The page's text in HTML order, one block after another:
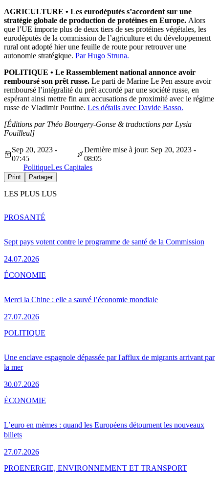
AGRICULTURE • Les eurodéputés s’accordent sur une
stratégie globale de production de protéines en Europe. Alors
que l’UE importe plus de deux tiers de ses protéines végétales, les
eurodéputés de la commission de l’agriculture et du développement
rural ont adopté hier une feuille de route pour retrouver une
autonomie stratégique. Par Hugo Struna.
POLITIQUE • Le Rassemblement national annonce avoir
remboursé son prêt russe. Le parti de Marine Le Pen assure avoir
remboursé l’intégralité du prêt accordé par une société russe, en
espérant ainsi mettre fin aux accusations de proximité avec le régime
russe de Vladimir Poutine. Les détails avec Davide Basso.
[Éditions par Théo Bourgery-Gonse & traductions par Lysia
Fouilleul]
Sep 20, 2023 -
07:45
Dernière mise à jour: Sep 20, 2023 -
08:05
PolitiqueLes Capitales
Print Partager
LES PLUS LUS
Sept pays votent contre le programme de santé de la Commission
24.07.2026
PROSANTÉ
Merci la Chine : elle a sauvé l’économie mondiale
27.07.2026
ÉCONOMIE
Une enclave espagnole dépassée par l'afflux de migrants arrivant par
la mer
30.07.2026
POLITIQUE
L’euro en mèmes : quand les Européens détournent les nouveaux
billets
27.07.2026
ÉCONOMIE
PROENERGIE, ENVIRONNEMENT ET TRANSPORT